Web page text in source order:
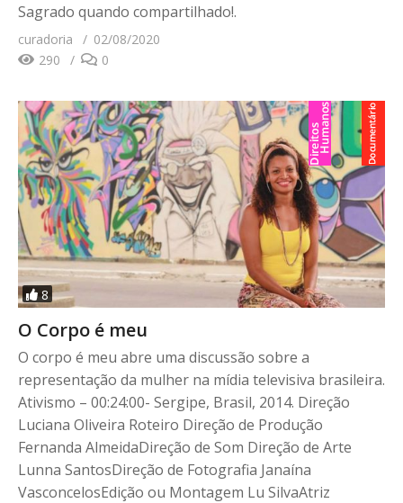
Sagrado quando compartilhado!.
curadoria
02/08/2020
290
0
8
O Corpo é meu
O corpo é meu abre uma discussão sobre a
representação da mulher na mídia televisiva brasileira.
Ativismo – 00:24:00- Sergipe, Brasil, 2014. Direção
Luciana Oliveira Roteiro Direção de Produção
Fernanda AlmeidaDireção de Som Direção de Arte
Lunna SantosDireção de Fotografia Janaína
VasconcelosEdição ou Montagem Lu SilvaAtriz